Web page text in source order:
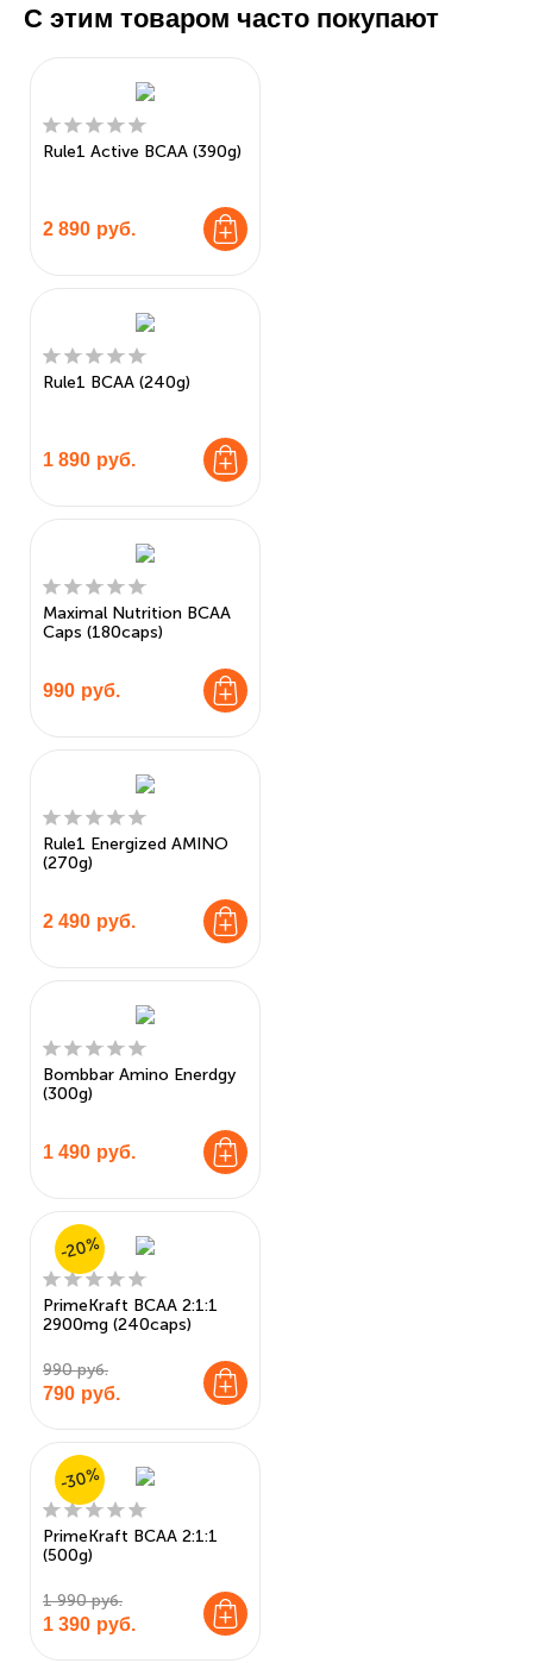
С этим товаром часто покупают
Rule1 Active BCAA (390g)
2 890 руб.
Rule1 BCAA (240g)
1 890 руб.
Maximal Nutrition BCAA
Caps (180caps)
990 руб.
Rule1 Energized AMINO
(270g)
2 490 руб.
Bombbar Amino Enerdgy
(300g)
1 490 руб.
PrimeKraft BCAA 2:1:1
2900mg (240caps)
990 руб.
790 руб.
-20%
PrimeKraft BCAA 2:1:1
(500g)
1 990 руб.
1 390 руб.
-30%